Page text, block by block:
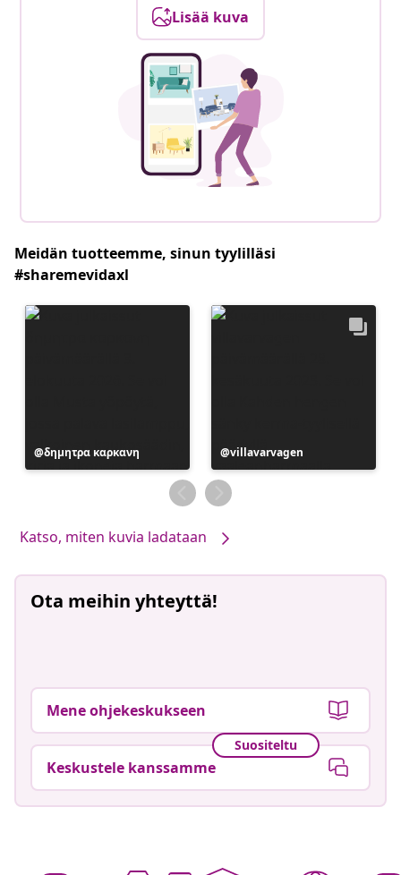
Lisää kuva
Meidän tuotteemme, sinun tyylilläsi
#sharemevidaxl
Julkaissut
δημητρα καρκανη Julkaissut
villavarvagen
Katso, miten kuvia ladataan
Ota meihin yhteyttä!
Mene ohjekeskukseen
Suositeltu
Keskustele kanssamme